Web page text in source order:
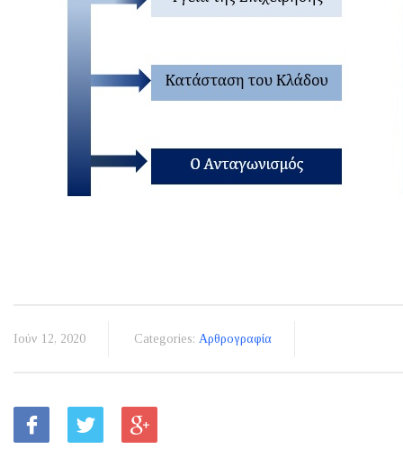
Ιούν 12, 2020 Categories: Αρθρογραφία